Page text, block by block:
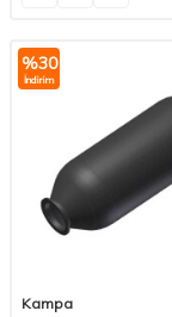
%30
İndirim
Kampa